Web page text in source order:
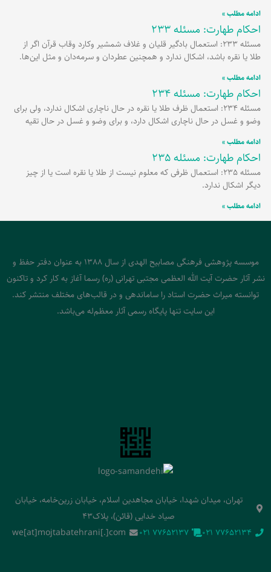
ادامه مطلب »
احکام طهارت: مسئله 233
مسئله 233: استعمال بادگیر قلیان و غلاف شمشیر وکارد وقاب قرآن اگر از
طلا یا نقره باشد، اشکال ندارد و همچنین عطردان و سرمه‌دان و مثل این‌ها.
ادامه مطلب »
احکام طهارت: مسئله 234
مسئله 234: استعمال ظرف طلا یا نقره در حال ناچاری اشکال ندارد، ولی برای
وضو و غسل در حال ناچاری اشکال دارد، و برای وضو و غسل در حال تقیه
ادامه مطلب »
احکام طهارت: مسئله 235
مسئله 235: استعمال ظرفی که معلوم نیست از طلا یا نقره است یا از چیز
دیگر اشکال ندارد.
ادامه مطلب »
موسسه پژوهشی فرهنگی مصابیح الهدی از سال 1388 به عنوان دفتر حفظ و
نشر آثار حضرت آیت الله العظمی مجتبی تهرانی (ره) رسما آغاز به کار کرد و تاکنون
توانسته میراث حضرت استاد را ساماندهی و در قالب‌های مختلف منتشر کند.
این سایت تنها پایگاه رسمی آثار معظم‌له می‌باشد.
تهران، میدان شهدا، خیابان مجاهدین اسلام، خیابان زرین‌خامه، خیابان
صیاد خدایی (قائن)، پلاک43
‭021 77652134‬
‭021 77652137‬
we[at]mojtabatehrani[.]com